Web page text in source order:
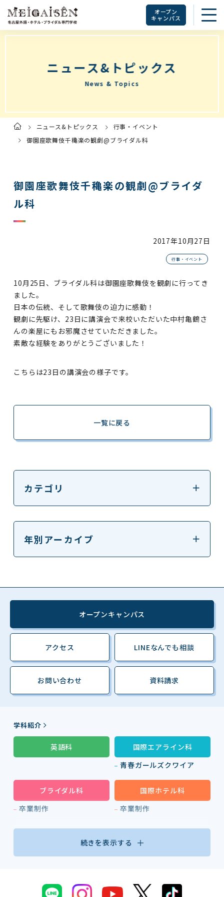
オープン
キャンパス
ニュース&トピックス
News & Topics
ト
プ
ペ
ニュース&トピックス
行事・イベント
御園座歌舞伎千穐楽の観劇@ブライダル科
御園座歌舞伎千穐楽の観劇@ブライダ
ル科
2017年10月27日
行事・イベント
10月25日、ブライダル科は御園座歌舞伎を観劇に行ってき
ました。
日本の伝統、そして歌舞伎の迫力に感動！
観劇に先駆け、23日に講演会で来校いただいた中村亀鶴さ
んの楽屋にもお邪魔させていただきました。
素敵な経験をありがとうございました！
こちらは23日の講演会の様子です。
一覧に戻る
カテゴリ
年別アーカイブ
オープンキャンパス
アクセス LINEなんでも相談
お問い合わせ 資料請求
学科紹介
英語科
国際エアライン科
青春ガールズクワイア
ブライダル科
卒業制作
国際ホテル科
卒業制作
続きを表示する